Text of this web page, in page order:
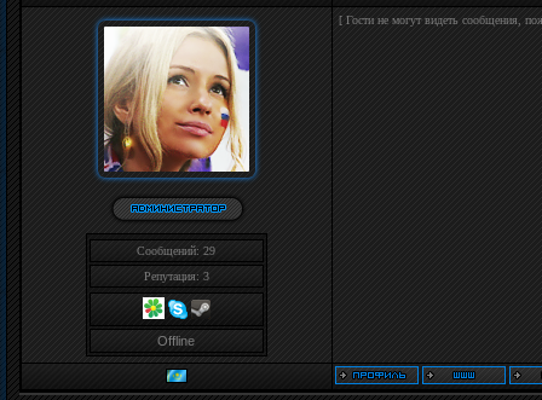
Сообщений: 29
Репутация: 3
Offline
[ Гости не могут видеть сообщения,